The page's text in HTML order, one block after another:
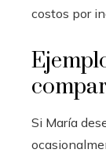
costos por
Si María